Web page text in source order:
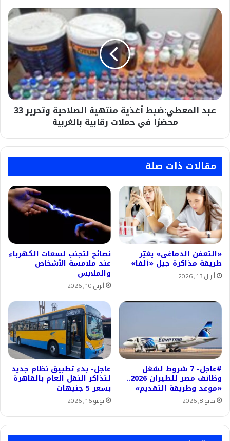
عبد
المعطي:ضبط
أغذية
منتهية
الصلاحية
وتحرير
محضرًا
في
حملات
عبد المعطي:ضبط أغذية منتهية الصلاحية وتحرير 33
محضرًا في حملات رقابية بالغربية
مقالات ذات صلة
«التعفن الدماغى» يغيّر
طريقة مذاكرة جيل «ألفا»
أبريل 13, 2026
نصائح لتجنب لسعات الكهرباء
عند ملامسة الأشخاص
والملابس
أبريل 10, 2026
#عاجل- 7 شروط لشغل
وظائف مصر للطيران 2026..
«موعد وطريقة التقديم»
مايو 8, 2026
عاجل- بدء تطبيق نظام جديد
لتذاكر النقل العام بالقاهرة
بسعر 5 جنيهات
يوليو 16, 2026